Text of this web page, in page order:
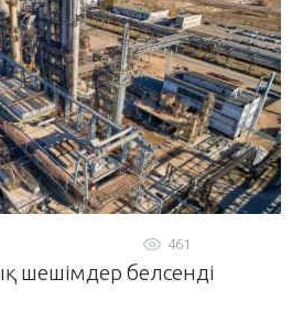
461
шешімдер белсенді